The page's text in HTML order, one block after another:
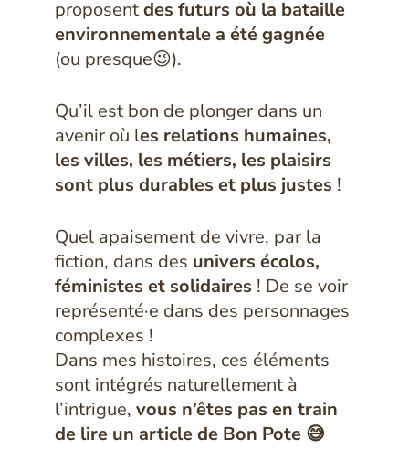
proposentdes futurs où la bataille
environnementale a été gagnée
(ou presque😉).
Qu’il est bon de plonger dans un
avenir où les relations humaines,
les villes, les métiers, les plaisirs
sont plus durables et plus justes !
Quel apaisement de vivre, par la
fiction, dans des univers écolos,
féministes et solidaires ! De se voir
représenté·e dans des personnages
complexes !
Dans mes histoires, ces éléments
sont intégrés naturellement à
l’intrigue, vous n’êtes pas en train
de lire un article de Bon Pote 😅